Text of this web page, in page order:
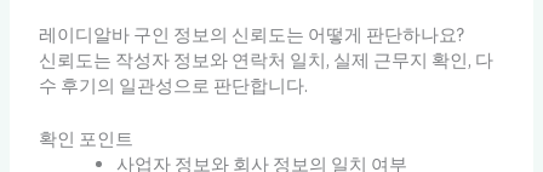
레이디알바 구인 정보의 신뢰도는 어떻게 판단하나요?
신뢰도는 작성자 정보와 연락처 일치, 실제 근무지 확인, 다
수 후기의 일관성으로 판단합니다.
확인 포인트
사업자 정보와 회사 정보의 일치 여부